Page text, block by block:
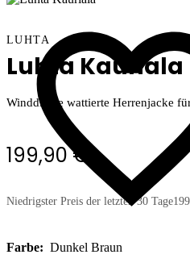
LUHTA
Luhta Kauriala
Winddichte wattierte Herrenjacke
199,90 €
Niedrigster Preis der letzten 30 Tage
Farbe: Dunkel Braun